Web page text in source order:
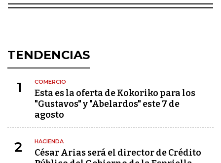
TENDENCIAS
1 COMERCIO
Esta es la oferta de Kokoriko para los
"Gustavos" y "Abelardos" este 7 de
agosto
2 HACIENDA
César Arias será el director de Crédito